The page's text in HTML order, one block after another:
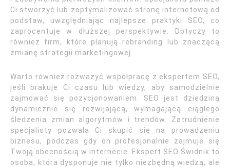
Ci stworzyć lub zoptymalizować stronę internetową od
podstaw, uwzględniając najlepsze praktyki SEO, co
zaprocentuje w dłuższej perspektywie. Dotyczy to
również firm, które planują rebranding lub znaczącą
zmianę strategii marketingowej.
Warto również rozważyć współpracę z ekspertem SEO,
jeśli brakuje Ci czasu lub wiedzy, aby samodzielnie
zajmować się pozycjonowaniem. SEO jest dziedziną
dynamicznie się rozwijającą, wymagającą ciągłego
śledzenia zmian algorytmów i trendów. Zatrudnienie
specjalisty pozwala Ci skupić się na prowadzeniu
biznesu, podczas gdy on profesjonalnie zajmuje się
Twoją obecnością w internecie. Ekspert SEO Świdnik to
osoba, która dysponuje nie tylko niezbędną wiedzą, ale